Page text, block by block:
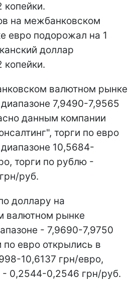
копейки.
на межбанковском
евро подорожал на 1
доллар
копейки.
валютном рынке
7,9490-7,9565
данным компании
торги по евро
10,5684-
торги по рублю -
руб.
доллару на
валютном рынке
- 7,9690-7,9750
по евро открылись в
10,6137 грн/евро,
- 0,2544-0,2546 грн/руб.